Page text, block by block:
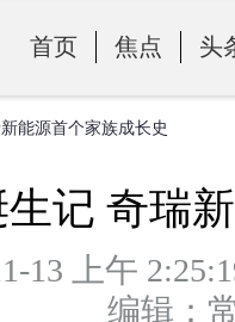
首页 焦点 头
零部件
能源首个家族成长史
记 奇瑞
13 上午
编辑